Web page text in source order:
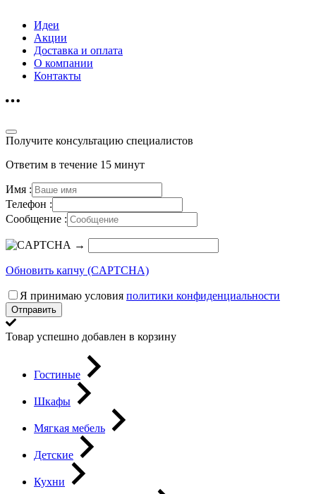
Идеи
Акции
Доставка и оплата
О компании
Контакты
Получите консультацию специалистов
Ответим в течение 15 минут
Имя :
Телефон :
Сообщение :
→
Обновить капчу (CAPTCHA)
Я принимаю условия политики конфиденциальности
Отправить
Товар успешно добавлен в корзину
Гостиные
Шкафы
Мягкая мебель
Детские
Кухни